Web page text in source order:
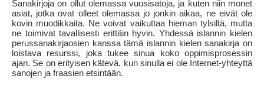
Sanakirjoja on ollut olemassa vuosisatoja, ja kuten niin monet
asiat, jotka ovat olleet olemassa jo jonkin aikaa, ne eivät ole
kovin muodikkaita. Ne voivat vaikuttaa hieman tylsiltä, mutta
ne toimivat tavallisesti erittäin hyvin. Yhdessä islannin kielen
perussanakirjaosien kanssa tämä islannin kielen sanakirja on
loistava resurssi, joka tukee sinua koko oppimisprosessin
ajan. Se on erityisen kätevä, kun sinulla ei ole Internet-yhteyttä
sanojen ja fraasien etsintään.